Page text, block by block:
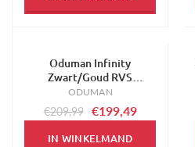
Oduman Infinity
Zwart/Goud RVS
Waterpijp
ODUMAN
€209,99 €199,49
IN WINKELMAND